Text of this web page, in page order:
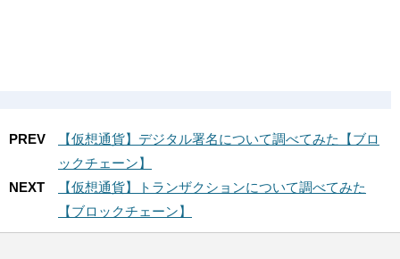
PREV
【仮想通貨】デジタル署名について調べてみた【ブロ
ックチェーン】
NEXT
【仮想通貨】トランザクションについて調べてみた
【ブロックチェーン】